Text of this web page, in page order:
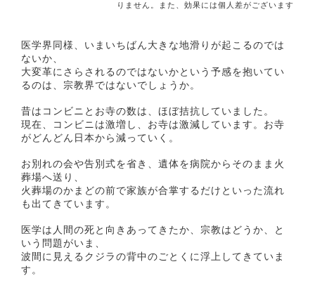
りません。また、効果には個人差がございます
医学界同様、いまいちばん大きな地滑りが起こるのでは
ないか、
大変革にさらされるのではないかという予感を抱いてい
るのは、宗教界ではないでしょうか。
昔はコンビニとお寺の数は、ほぼ拮抗していました。
現在、コンビニは激増し、お寺は激減しています。お寺
がどんどん日本から減っていく。
お別れの会や告別式を省き、遺体を病院からそのまま火
葬場へ送り、
火葬場のかまどの前で家族が合掌するだけといった流れ
も出てきています。
医学は人間の死と向きあってきたか、宗教はどうか、と
いう問題がいま、
波間に見えるクジラの背中のごとくに浮上してきていま
す。